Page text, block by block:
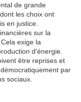
de grande
les choix ont
en justice.
sur la
exige la
d'énergie.
être reprises et
par
sociaux.